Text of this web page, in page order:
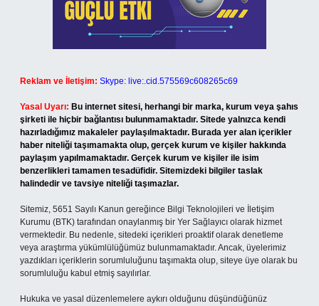
Reklam ve İletişim: Skype: live:.cid.575569c608265c69
Yasal Uyarı: Bu internet sitesi, herhangi bir marka, kurum veya şahıs
şirketi ile hiçbir bağlantısı bulunmamaktadır. Sitede yalnızca kendi
hazırladığımız makaleler paylaşılmaktadır. Burada yer alan içerikler
haber niteliği taşımamakta olup, gerçek kurum ve kişiler hakkında
paylaşım yapılmamaktadır. Gerçek kurum ve kişiler ile isim
benzerlikleri tamamen tesadüfidir. Sitemizdeki bilgiler taslak
halindedir ve tavsiye niteliği taşımazlar.
Sitemiz, 5651 Sayılı Kanun gereğince Bilgi Teknolojileri ve İletişim
Kurumu (BTK) tarafından onaylanmış bir Yer Sağlayıcı olarak hizmet
vermektedir. Bu nedenle, sitedeki içerikleri proaktif olarak denetleme
veya araştırma yükümlülüğümüz bulunmamaktadır. Ancak, üyelerimiz
yazdıkları içeriklerin sorumluluğunu taşımakta olup, siteye üye olarak bu
sorumluluğu kabul etmiş sayılırlar.
Hukuka ve yasal düzenlemelere aykırı olduğunu düşündüğünüz